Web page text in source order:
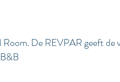
De REVPAR geeft de